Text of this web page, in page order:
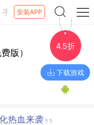
安装APP
版）
4.5折
下载游戏
热血来袭